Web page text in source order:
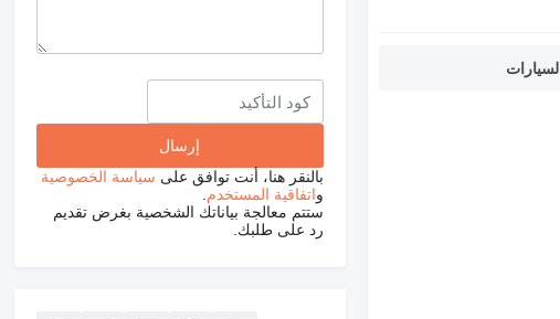
بالنقر هنا، أنت توافق على سياسة الخصوصية
واتفاقية المستخدم
ستتم معالجة بياناتك الشخصية بغرض تقديم
رد على طلبك.